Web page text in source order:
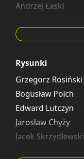
Andrzej Łaski
Maciej Kur
Rysunki
Grzegorz Rosiński
Bogusław Polch
Edward Lutczyn
Jarosław Chyży
Jacek Skrzydlewski